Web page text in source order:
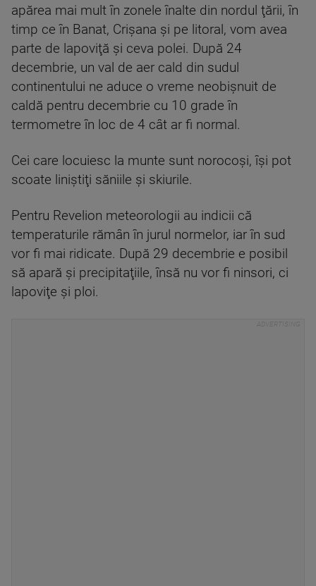
apărea mai mult în zonele înalte din nordul ţării, în
timp ce în Banat, Crișana şi pe litoral, vom avea
parte de lapoviţă şi ceva polei. După 24
decembrie, un val de aer cald din sudul
continentului ne aduce o vreme neobişnuit de
caldă pentru decembrie cu 10 grade în
termometre în loc de 4 cât ar fi normal.
Cei care locuiesc la munte sunt norocoşi, îşi pot
scoate liniştiţi săniile şi skiurile.
Pentru Revelion meteorologii au indicii că
temperaturile rămân în jurul normelor, iar în sud
vor fi mai ridicate. După 29 decembrie e posibil
să apară şi precipitaţiile, însă nu vor fi ninsori, ci
lapoviţe şi ploi.